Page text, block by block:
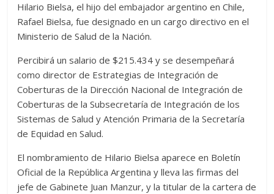
Hilario Bielsa, el hijo del embajador argentino en Chile,
Rafael Bielsa, fue designado en un cargo directivo en el
Ministerio de Salud de la Nación.
Percibirá un salario de $215.434 y se desempeñará
como director de Estrategias de Integración de
Coberturas de la Dirección Nacional de Integración de
Coberturas de la Subsecretaría de Integración de los
Sistemas de Salud y Atención Primaria de la Secretaría
de Equidad en Salud.
El nombramiento de Hilario Bielsa aparece en Boletín
Oficial de la República Argentina y lleva las firmas del
jefe de Gabinete Juan Manzur, y la titular de la cartera de